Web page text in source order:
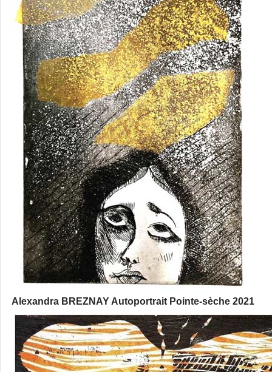
Alexandra BREZNAY Autoportrait Pointe-sèche 2021